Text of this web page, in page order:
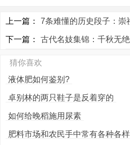
上一篇： 7条难懂的历史段子：崇
下一篇： 古代名妓集锦：千秋无
猜你喜欢
液体肥如何鉴别?
卓别林的两只鞋子是反着穿的
如何给晚稻施用尿素
肥料市场和农民手中常有各种各